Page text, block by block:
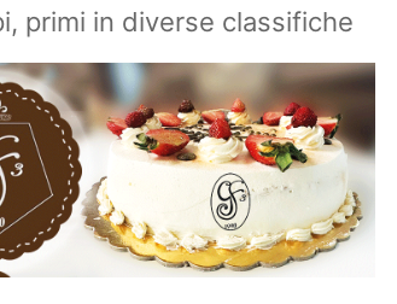
primi in diverse classifiche